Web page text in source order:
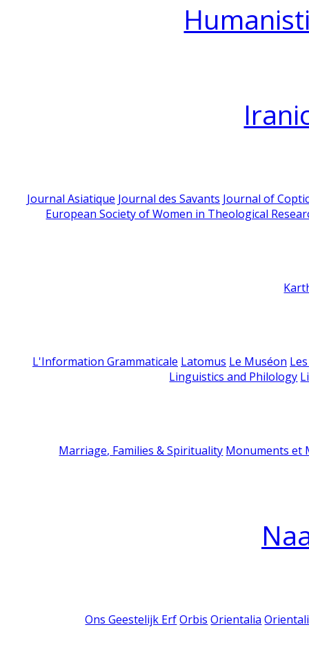
Journal Asiatique Journal des Savants Journal of
European Society of Women in Theological
L'Information Grammaticale Latomus Le Muséon
Linguistics and Philology
Marriage, Families & Spirituality Monuments et
Ons Geestelijk Erf Orbis Orientalia